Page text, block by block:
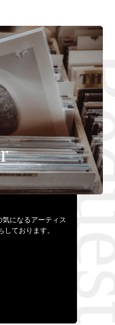
になるアーティス
しております。